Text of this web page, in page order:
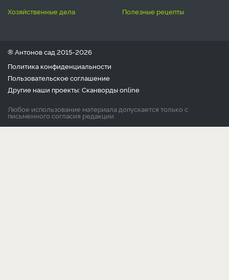
хозяйственные дела
полезные рецепты
® Антонов сад 2015-2026
Политика конфиденциальности
Пользовательское соглашение
Другие наши проекты: Сканвордыonline
Любое использование материала допускается только с
письменного согласия редакции